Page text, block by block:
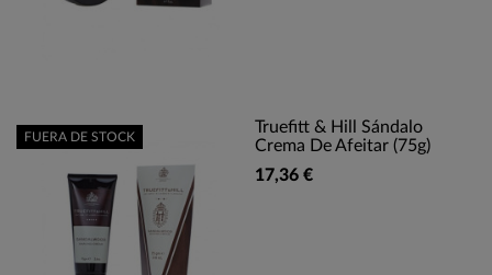
Truefitt & Hill Sándalo
Crema De Afeitar (75g)
17,36 €
FUERA DE STOCK